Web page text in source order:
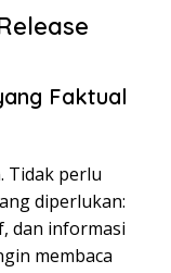
Faktual
Tidak perlu
diperlukan:
dan informasi
membaca